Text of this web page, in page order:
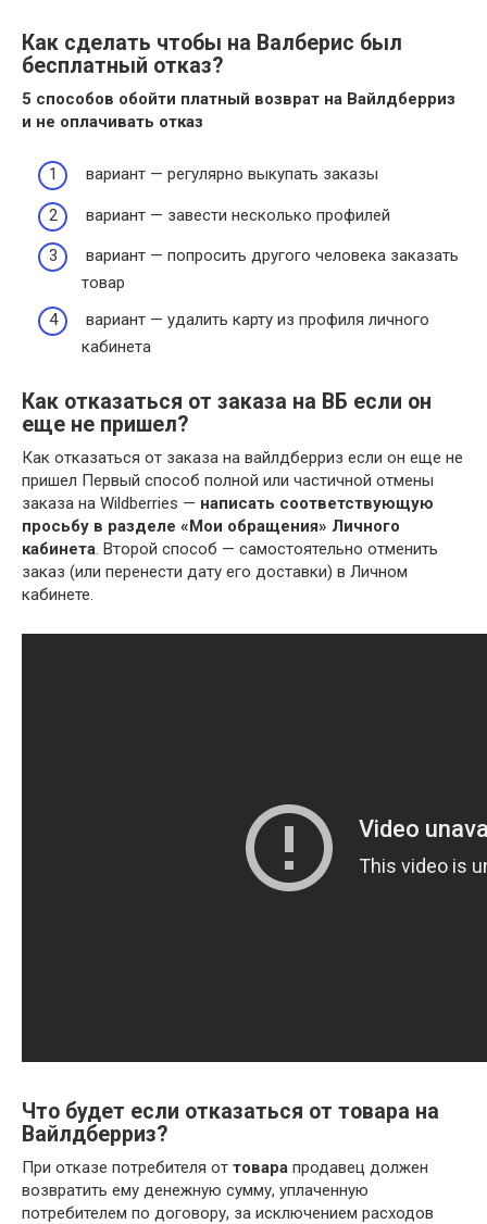
Как сделать чтобы на Валберис был
бесплатный отказ?
5 способов обойти платный возврат на Вайлдберриз
и не оплачивать отказ
вариант — регулярно выкупать заказы
вариант — завести несколько профилей
вариант — попросить другого человека заказать
товар
вариант — удалить карту из профиля личного
кабинета
Как отказаться от заказа на ВБ если он
еще не пришел?
Как отказаться от заказа на вайлдберриз если он еще не
пришел Первый способ полной или частичной отмены
заказа на Wildberries — написать соответствующую
просьбу в разделе «Мои обращения» Личного
кабинета. Второй способ — самостоятельно отменить
заказ (или перенести дату его доставки) в Личном
кабинете.
Что будет если отказаться от товара на
Вайлдберриз?
При отказе потребителя от товара продавец должен
возвратить ему денежную сумму, уплаченную
потребителем по договору, за исключением расходов